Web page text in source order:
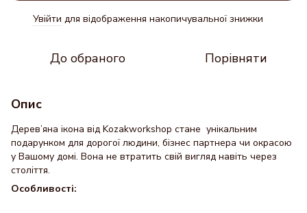
Увійти для відображення накопичувальної знижки
До обраного Порівняти
Опис
Дерев’яна ікона від Kozakworkshop стане унікальним
подарунком для дорогої людини, бізнес партнера чи окрасою
у Вашому домі. Вона не втратить свій вигляд навіть через
століття.
Особливості: